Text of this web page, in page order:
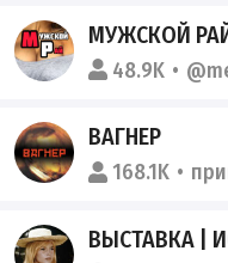
МУЖСКОЙ
48.9K
ВАГНЕР
168.1K
ВЫСТАВКА |